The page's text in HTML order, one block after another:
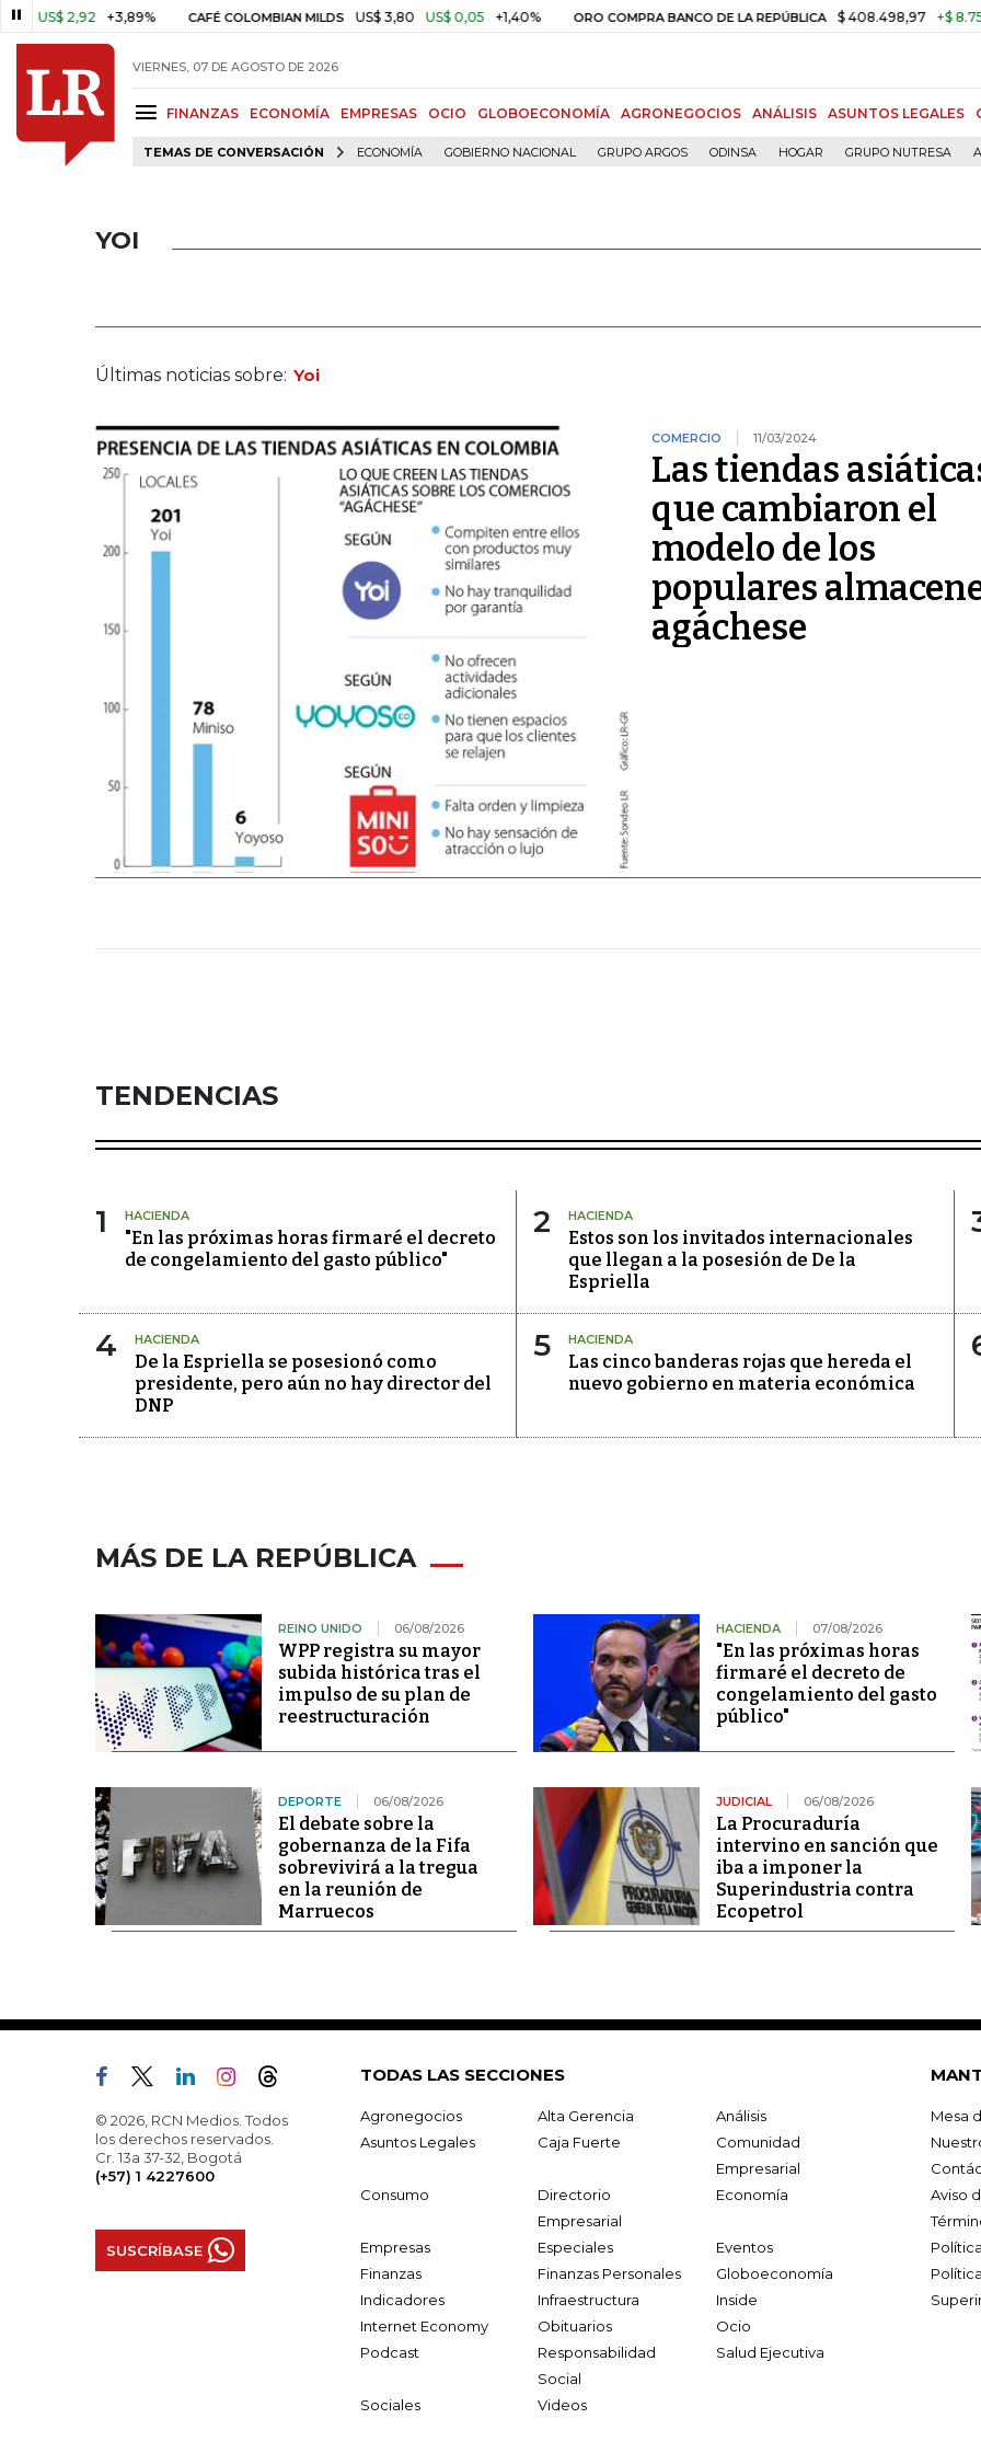
US$ 2,92 +3,89% CAFÉ COLOMBIAN MILDS US$ 3,80 US$ 0,05 +1,40% ORO COMPRA BANCO DE LA REPÚBLICA $ 408.498,97 +$ 8.753,81
VIERNES, 07 DE AGOSTO DE 2026
FINANZAS ECONOMÍA EMPRESAS OCIO GLOBOECONOMÍA AGRONEGOCIOS ANÁLISIS ASUNTOS LEGALES
TEMAS DE CONVERSACIÓN ECONOMÍA GOBIERNO NACIONAL GRUPO ARGOS ODINSA HOGAR GRUPO NUTRESA
YOI
Últimas noticias sobre: Yoi
COMERCIO 11/03/2024
Las tiendas
que cambiaron el
modelo de los
populares
agáchese
TENDENCIAS
1 HACIENDA
"En las próximas horas firmaré el decreto
de congelamiento del gasto público"
2 HACIENDA
Estos son los invitados internacionales
que llegan a la posesión de De la
Espriella
4 HACIENDA
De la Espriella se posesionó como
presidente, pero aún no hay director del
DNP
5 HACIENDA
Las cinco banderas rojas que hereda el
nuevo gobierno en materia económica
MÁS DE LA REPÚBLICA
REINO UNIDO 06/08/2026
WPP registra su mayor
subida histórica tras el
impulso de su plan de
reestructuración
HACIENDA 07/08/2026
"En las próximas horas
firmaré el decreto de
congelamiento del gasto
público"
DEPORTE 06/08/2026
El debate sobre la
gobernanza de la Fifa
sobrevivirá a la tregua
en la reunión de
Marruecos
JUDICIAL 06/08/2026
La Procuraduría
intervino en sanción que
iba a imponer la
Superindustria contra
Ecopetrol
© 2026, RCN Medios. Todos
los derechos reservados.
Cr. 13a 37-32, Bogotá
(+57) 1 4227600
SUSCRÍBASE
TODAS LAS SECCIONES
Agronegocios Alta Gerencia
Análisis
Asuntos Legales
Caja Fuerte
Comunidad
Empresarial
Consumo
Directorio
Empresarial
Economía
Empresas Especiales
Eventos
Finanzas
Finanzas Personales
Globoeconomía
Indicadores
Infraestructura
Inside
Internet Economy
Obituarios
Ocio
Podcast
Responsabilidad
Social
Salud Ejecutiva
Sociales Videos
Mesa
Aviso